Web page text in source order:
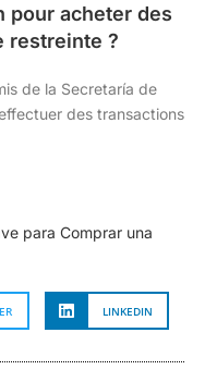
pour acheter des
restreinte ?
de la Secretaría de
des transactions
para Comprar una
LINKEDIN